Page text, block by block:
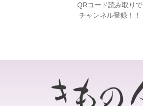
QRコード読み取りで
チャンネル登録！！